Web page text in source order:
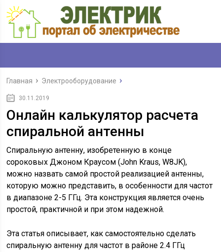
Главная Электрооборудование
30.11.2019
Онлайн калькулятор расчета
спиральной антенны
Спиральную антенну, изобретенную в конце
сороковых Джоном Краусом (John Kraus, W8JK),
можно назвать самой простой реализацией антенны,
которую можно представить, в особенности для частот
в диапазоне 2-5 ГГц. Эта конструкция является очень
простой, практичной и при этом надежной.
Эта статья описывает, как самостоятельно сделать
спиральную антенну для частот в районе 2.4 ГГц